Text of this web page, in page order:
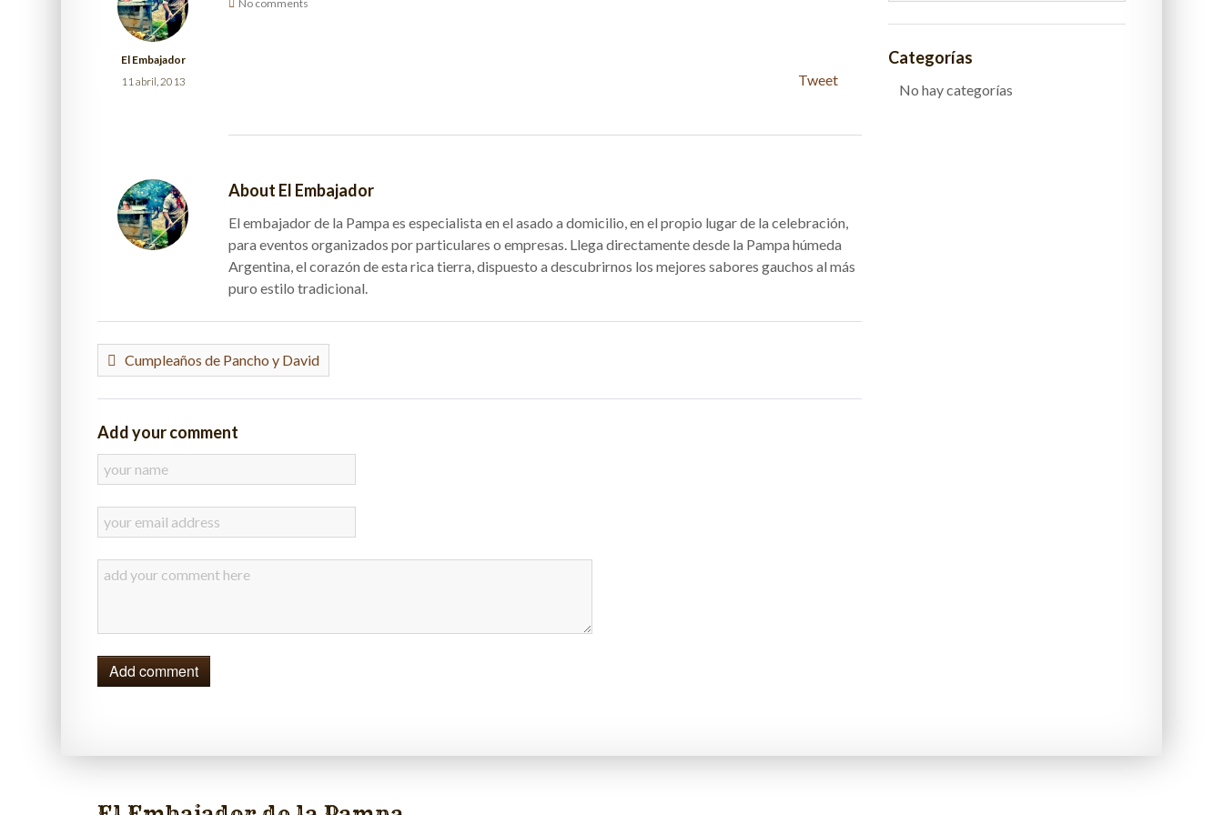
El Embajador
11 abril, 2013
No comments
Tweet
About El Embajador
El embajador de la Pampa es especialista en el asado a domicilio, en el propio lugar de la celebración,
para eventos organizados por particulares o empresas. Llega directamente desde la Pampa húmeda
Argentina, el corazón de esta rica tierra, dispuesto a descubrirnos los mejores sabores gauchos al más
puro estilo tradicional.
Cumpleaños de Pancho y David
Add your comment
Add comment
Categorías
No hay categorías